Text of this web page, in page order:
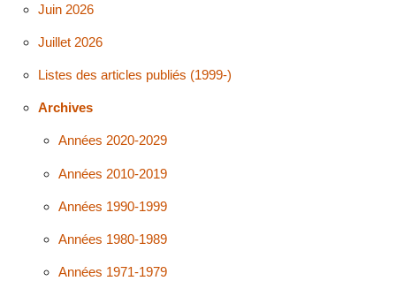
Juin 2026
Juillet 2026
Listes des articles publiés (1999-)
Archives
Années 2020-2029
Années 2010-2019
Années 1990-1999
Années 1980-1989
Années 1971-1979